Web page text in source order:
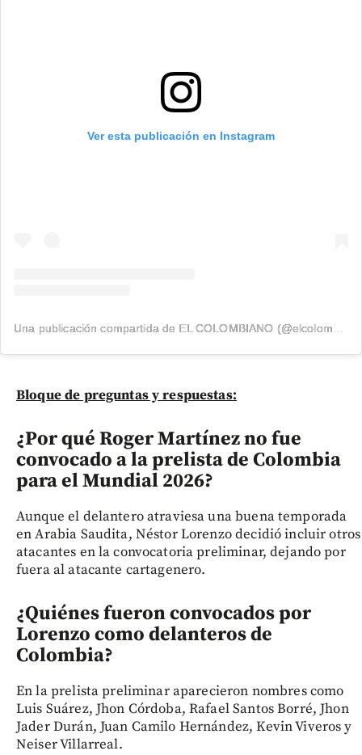
Ver esta publicación en Instagram
Bloque de preguntas y respuestas:
¿Por qué Roger Martínez no fue
convocado a la prelista de Colombia
para el Mundial 2026?
Aunque el delantero atraviesa una buena temporada
en Arabia Saudita, Néstor Lorenzo decidió incluir otros
atacantes en la convocatoria preliminar, dejando por
fuera al atacante cartagenero.
¿Quiénes fueron convocados por
Lorenzo como delanteros de
Colombia?
En la prelista preliminar aparecieron nombres como
Luis Suárez, Jhon Córdoba, Rafael Santos Borré, Jhon
Jader Durán, Juan Camilo Hernández, Kevin Viveros y
Neiser Villarreal.